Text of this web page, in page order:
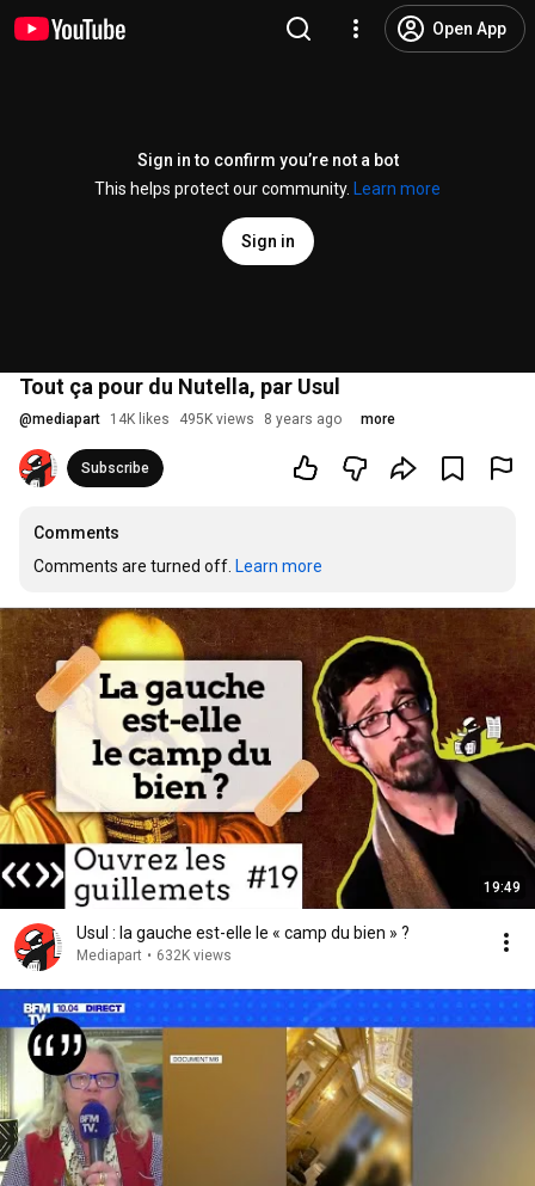
Open App
Sign in to confirm you’re not a bot
This helps protect our community.
Learn more
Sign in
Tout ça pour du Nutella, par Usul
@mediapart 14K likes 495K views 8 years ago more
Subscribe
Comments
Comments are turned off. Learn more
19:49
Usul : la gauche est-elle le « camp du bien » ?
Mediapart • 632K views